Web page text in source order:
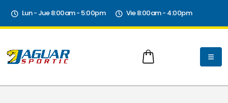
Lun - Jue 8:00am - 5:00pm Vie 8:00am - 4:00pm